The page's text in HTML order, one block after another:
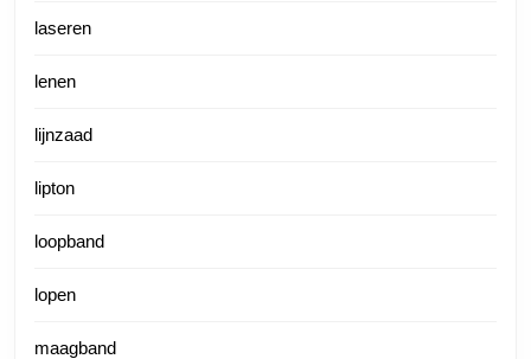
laseren
lenen
lijnzaad
lipton
loopband
lopen
maagband